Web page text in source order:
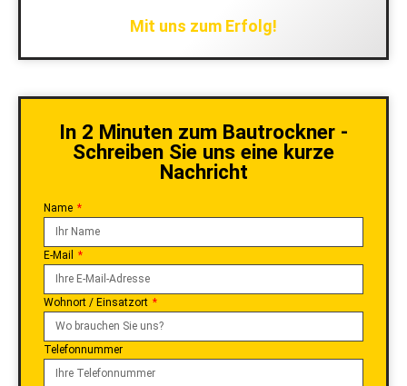
Mit uns zum Erfolg!
In 2 Minuten zum Bautrockner -
Schreiben Sie uns eine kurze
Nachricht
Name
E-Mail
Wohnort / Einsatzort
Telefonnummer